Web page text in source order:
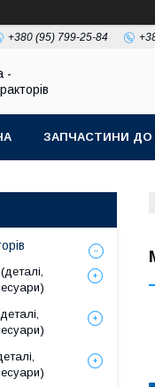
+380 (95) 799-25-84
-
ЗАПЧАСТИНИ ДО